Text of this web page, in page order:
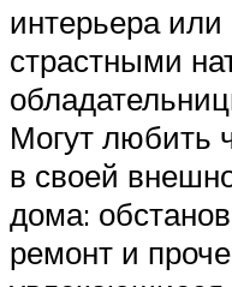
интерьера
страстными
Могут любить
в своей
дома:
ремонт и